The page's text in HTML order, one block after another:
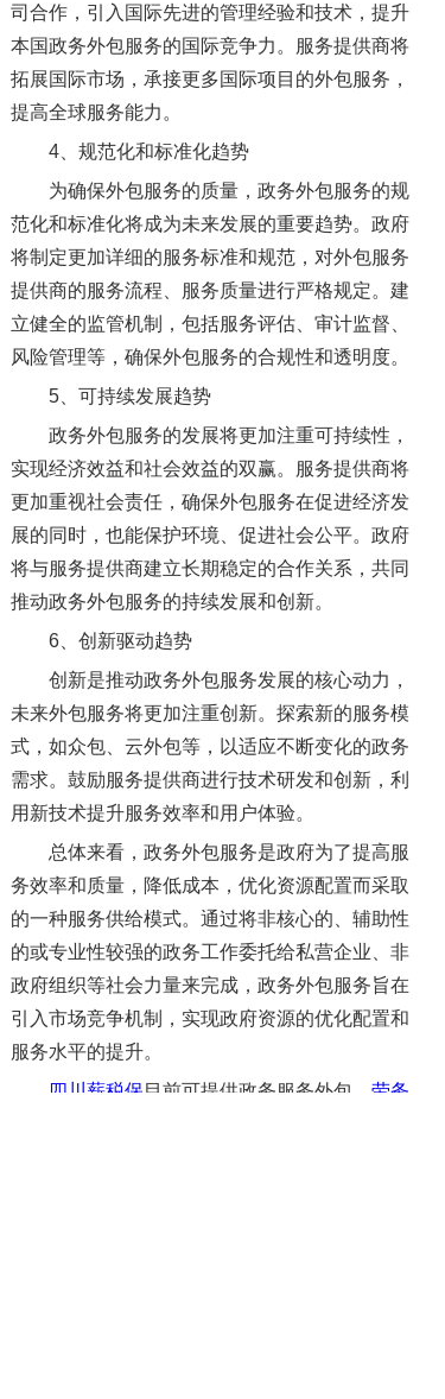
司合作，引入国际先进的管理经验和技术，提升
本国政务外包服务的国际竞争力。服务提供商将
拓展国际市场，承接更多国际项目的外包服务，
提高全球服务能力。
4、规范化和标准化趋势
为确保外包服务的质量，政务外包服务的规
范化和标准化将成为未来发展的重要趋势。政府
将制定更加详细的服务标准和规范，对外包服务
提供商的服务流程、服务质量进行严格规定。建
立健全的监管机制，包括服务评估、审计监督、
风险管理等，确保外包服务的合规性和透明度。
5、可持续发展趋势
政务外包服务的发展将更加注重可持续性，
实现经济效益和社会效益的双赢。服务提供商将
更加重视社会责任，确保外包服务在促进经济发
展的同时，也能保护环境、促进社会公平。政府
将与服务提供商建立长期稳定的合作关系，共同
推动政务外包服务的持续发展和创新。
6、创新驱动趋势
创新是推动政务外包服务发展的核心动力，
未来外包服务将更加注重创新。探索新的服务模
式，如众包、云外包等，以适应不断变化的政务
需求。鼓励服务提供商进行技术研发和创新，利
用新技术提升服务效率和用户体验。
总体来看，政务外包服务是政府为了提高服
务效率和质量，降低成本，优化资源配置而采取
的一种服务供给模式。通过将非核心的、辅助性
的或专业性较强的政务工作委托给私营企业、非
政府组织等社会力量来完成，政务外包服务旨在
引入市场竞争机制，实现政府资源的优化配置和
服务水平的提升。
四川薪税保目前可提供政务服务外包、劳务